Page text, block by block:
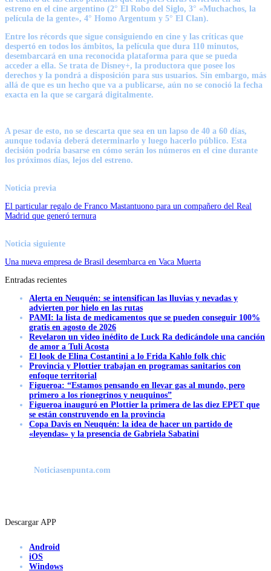
estreno en el cine argentino (2° El Robo del Siglo, 3° «Muchachos, la
película de la gente», 4° Homo Argentum y 5° El Clan).
Entre los récords que sigue consiguiendo en cine y las críticas que
despertó en todos los ámbitos, la película que dura 110 minutos,
desembarcará en una reconocida plataforma para que se pueda
acceder a ella. Se trata de Disney+, la productora que posee los
derechos y la pondrá a disposición para sus usuarios. Sin embargo, más
allá de que es un hecho que va a publicarse, aún no se conoció la fecha
exacta en la que se cargará digitalmente.
A pesar de esto, no se descarta que sea en un lapso de 40 a 60 días,
aunque todavía deberá determinarlo y luego hacerlo público. Esta
decisión podría basarse en cómo serán los números en el cine durante
los próximos días, lejos del estreno.
Noticia previa
El particular regalo de Franco Mastantuono para un compañero del Real
Madrid que generó ternura
Noticia siguiente
Una nueva empresa de Brasil desembarca en Vaca Muerta
Entradas recientes
Alerta en Neuquén: se intensifican las lluvias y nevadas y
advierten por hielo en las rutas
PAMI: la lista de medicamentos que se pueden conseguir 100%
gratis en agosto de 2026
Revelaron un video inédito de Luck Ra dedicándole una canción
de amor a Tuli Acosta
El look de Elina Costantini a lo Frida Kahlo folk chic
Provincia y Plottier trabajan en programas sanitarios con
enfoque territorial
Figueroa: “Estamos pensando en llevar gas al mundo, pero
primero a los rionegrinos y neuquinos”
Figueroa inauguró en Plottier la primera de las diez EPET que
se están construyendo en la provincia
Copa Davis en Neuquén: la idea de hacer un partido de
«leyendas» y la presencia de Gabriela Sabatini
Noticiasenpunta.com
Descargar APP
Android
iOS
Windows